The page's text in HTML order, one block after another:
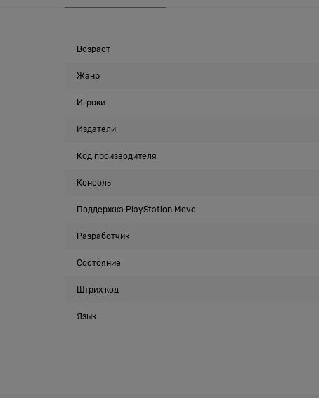
Возраст
Жанр
Игроки
Издатели
Код производителя
Консоль
Поддержка PlayStation Move
Разработчик
Состояние
Штрих код
Язык